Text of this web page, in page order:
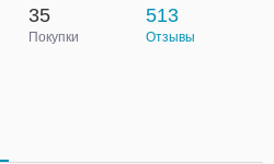
35
Покупки
513
Отзывы